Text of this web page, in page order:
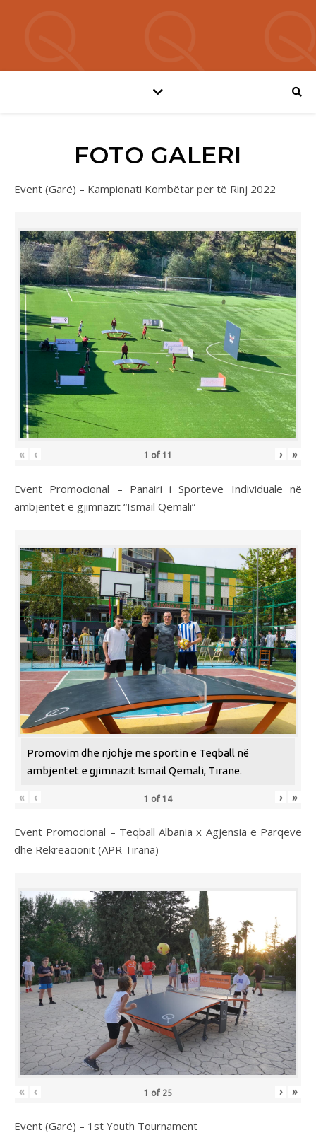
FOTO GALERI
Event (Garë) – Kampionati Kombëtar për të Rinj 2022
« ‹ 1 of 11 › »
Event Promocional – Panairi i Sporteve Individuale në
ambjentet e gjimnazit “Ismail Qemali”
Promovim dhe njohje me sportin e Teqball në
ambjentet e gjimnazit Ismail Qemali, Tiranë.
« ‹ 1 of 14 › »
Event Promocional – Teqball Albania x Agjensia e Parqeve
dhe Rekreacionit (APR Tirana)
« ‹ 1 of 25 › »
Event (Garë) – 1st Youth Tournament